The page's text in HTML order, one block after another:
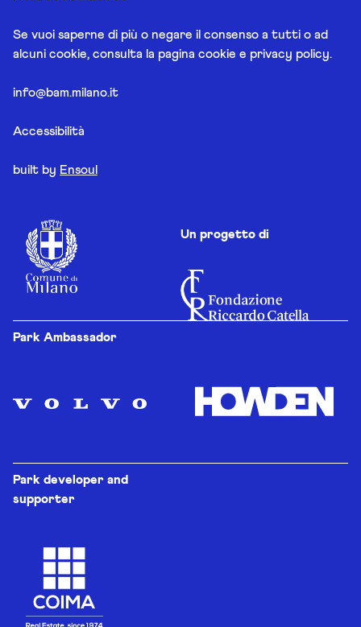
Se vuoi saperne di più o negare il consenso a tutti o ad
alcuni cookie, consulta la pagina cookie e privacy policy.
info@bam.milano.it
Accessibilità
built by Ensoul
Un progetto di
Park Ambassador
Park developer and
supporter